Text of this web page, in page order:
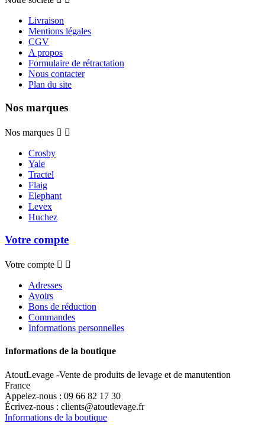
Livraison
Mentions légales
CGV
A propos
Formulaire de rétractation
Nous contacter
Plan du site
Nos marques
Nos marques  
Crosby
Yale
Tractel
Flaig
Elephant
Levex
Huchez
Votre compte
Votre compte  
Adresses
Avoirs
Bons de réduction
Commandes
Informations personnelles
Informations de la boutique
AtoutLevage -Vente de produits de levage et de manutention
France
Appelez-nous : 09 66 82 17 30
Écrivez-nous : clients@atoutlevage.fr
Informations de la boutique